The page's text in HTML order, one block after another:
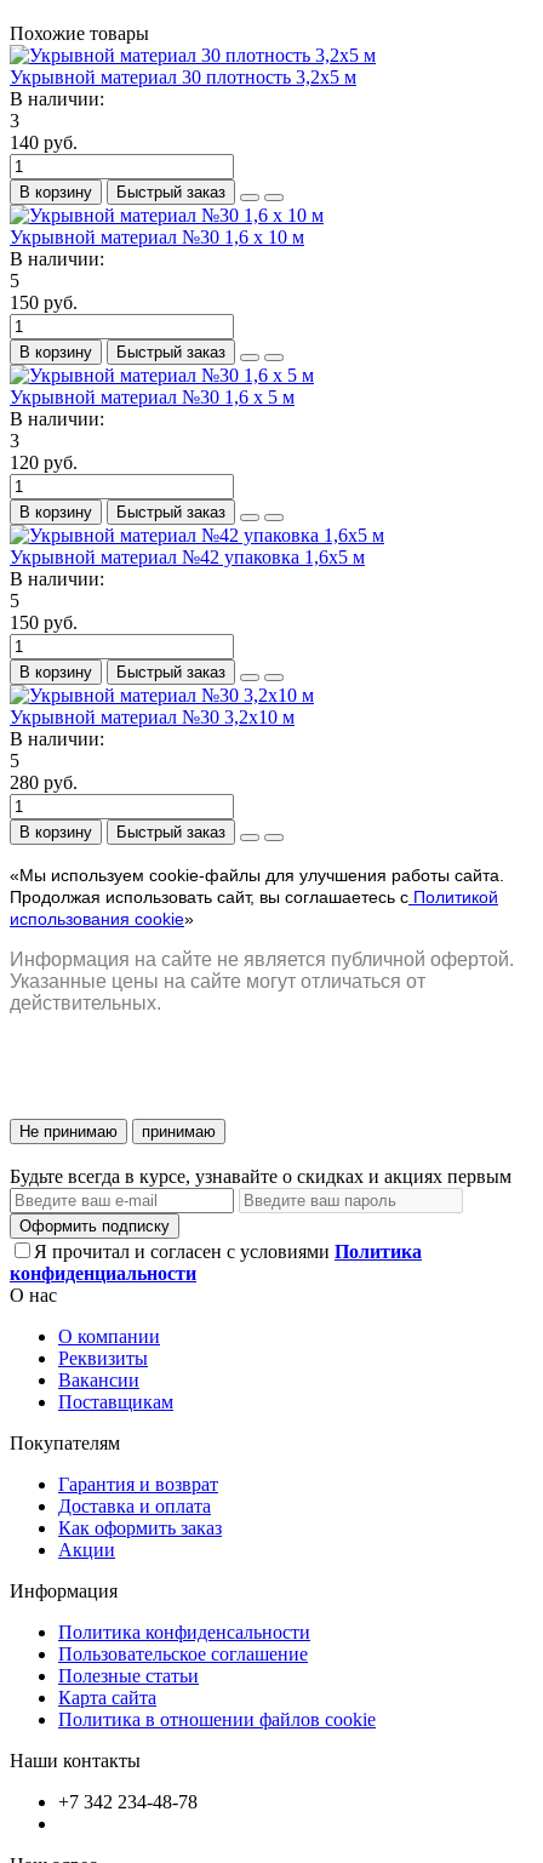
Похожие товары
Укрывной материал 30 плотность 3,2х5 м
В наличии:
3
140 руб.
В корзину Быстрый заказ
Укрывной материал №30 1,6 х 10 м
В наличии:
5
150 руб.
В корзину Быстрый заказ
Укрывной материал №30 1,6 х 5 м
В наличии:
3
120 руб.
В корзину Быстрый заказ
Укрывной материал №42 упаковка 1,6х5 м
В наличии:
5
150 руб.
В корзину Быстрый заказ
Укрывной материал №30 3,2х10 м
В наличии:
5
280 руб.
В корзину Быстрый заказ
«Мы используем cookie-файлы для улучшения работы сайта.
Продолжая использовать сайт, вы соглашаетесь с Политикой
использования cookie»
Информация на сайте не является публичной офертой.
Указанные цены на сайте могут отличаться от
действительных.
Не принимаю принимаю
Будьте всегда в курсе, узнавайте о скидках и акциях первым
Оформить подписку
Я прочитал и согласен с условиями Политика
конфиденциальности
О нас
О компании
Реквизиты
Вакансии
Поставщикам
Покупателям
Гарантия и возврат
Доставка и оплата
Как оформить заказ
Акции
Информация
Политика конфиденсальности
Пользовательское соглашение
Полезные статьи
Карта сайта
Политика в отношении файлов cookie
Наши контакты
+7 342 234-48-78